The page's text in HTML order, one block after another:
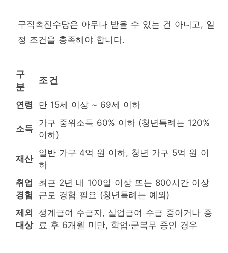
구직촉진수당은 아무나 받을 수 있는 건 아니고, 일
정 조건을 충족해야 합니다.
구
분
조건
연령 만 15세 이상 ~ 69세 이하
소득
가구 중위소득 60% 이하 (청년특례는 120%
이하)
재산
일반 가구 4억 원 이하, 청년 가구 5억 원 이
하
취업
경험
최근 2년 내 100일 이상 또는 800시간 이상
근로 경험 필요 (청년특례는 예외)
제외
대상
생계급여 수급자, 실업급여 수급 중이거나 종
료 후 6개월 미만, 학업·군복무 중인 경우